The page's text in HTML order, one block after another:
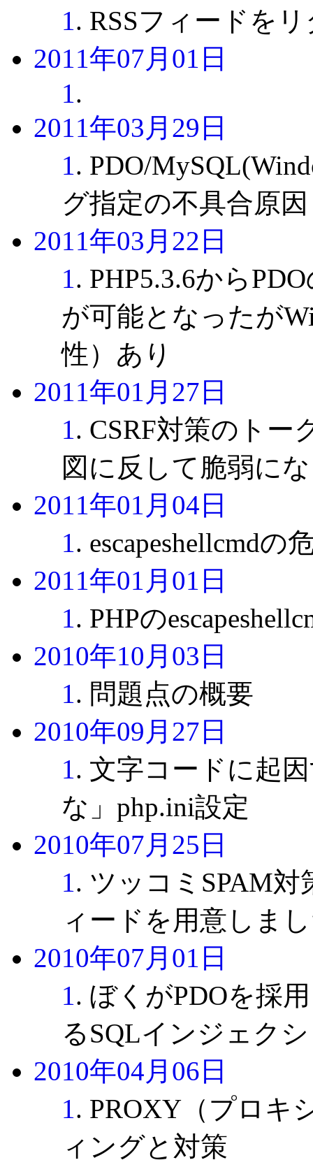
1. RSSフィードを
2011年07月01日
1.
2011年03月29日
1. PDO/
グ指定の不具合原因
2011年03月22日
1. PHP5.3.6から
が可能となったが
性）あり
2011年01月27日
1. CSRF対策のト
図に反して脆弱に
2011年01月04日
1. escapeshellcmdの
2011年01月01日
1. PHPの
2010年10月03日
1. 問題点の概要
2010年09月27日
1. 文字コードに起
な」php.ini設定
2010年07月25日
1. ツッコミSPAM
ィードを用意しま
2010年07月01日
1. ぼくがPDOを採
るSQLインジェク
2010年04月06日
1. PROXY（プロキ
ィングと対策